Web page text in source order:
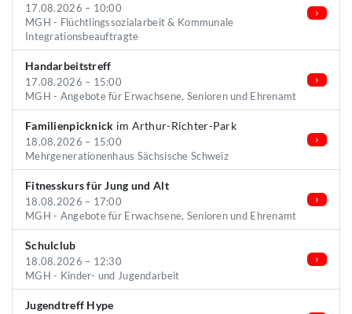
17.08.2026 – 10:00
MGH - Flüchtlingssozialarbeit & Kommunale
Integrationsbeauftragte
Handarbeitstreff
17.08.2026 – 15:00
MGH - Angebote für Erwachsene, Senioren und Ehrenamt
Familienpicknick im Arthur-Richter-Park
18.08.2026 – 15:00
Mehrgenerationenhaus Sächsische Schweiz
Fitnesskurs für Jung und Alt
18.08.2026 – 17:00
MGH - Angebote für Erwachsene, Senioren und Ehrenamt
Schulclub
18.08.2026 – 12:30
MGH - Kinder- und Jugendarbeit
Jugendtreff Hype